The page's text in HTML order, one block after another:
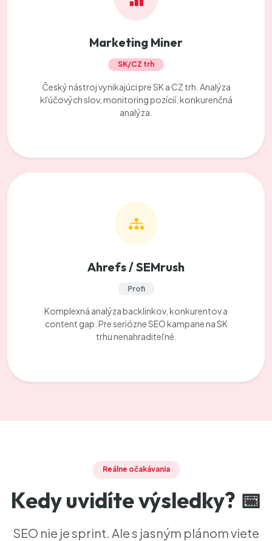
Marketing Miner
SK/CZ trh
Český nástroj vynikajúci pre SK a CZ trh. Analýza
kľúčových slov, monitoring pozícií, konkurenčná
analýza.
Ahrefs / SEMrush
Profi
Komplexná analýza backlinkov, konkurentov a
content gap. Pre seriózne SEO kampane na SK
trhu nenahraditeľné.
Reálne očakávania
Kedy uvidíte výsledky? 📅
SEO nie je sprint. Ale s jasným plánom viete